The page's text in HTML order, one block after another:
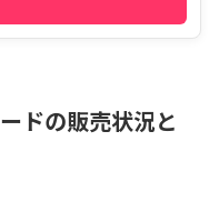
ドの販売状況と